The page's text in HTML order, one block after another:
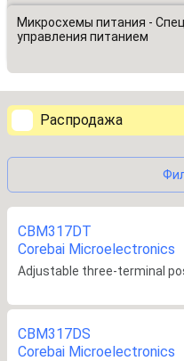
Все категории
Микросхемы
Микросхемы питания -
управления питанием
Распродажа
CBM317DT
Corebai Microelectronics
Adjustable three-terminal
CBM317DS
Corebai Microelectronics